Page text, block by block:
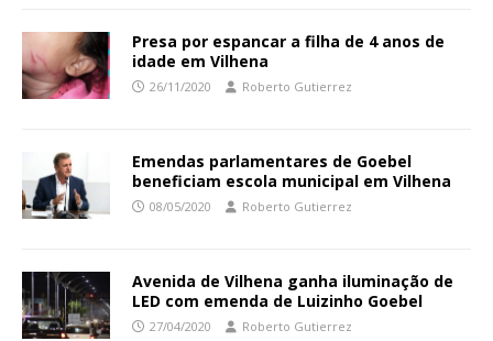
Presa por espancar a filha de 4 anos de
idade em Vilhena
26/11/2020 Roberto Gutierrez
Emendas parlamentares de Goebel
beneficiam escola municipal em Vilhena
08/05/2020 Roberto Gutierrez
Avenida de Vilhena ganha iluminação de
LED com emenda de Luizinho Goebel
27/04/2020 Roberto Gutierrez